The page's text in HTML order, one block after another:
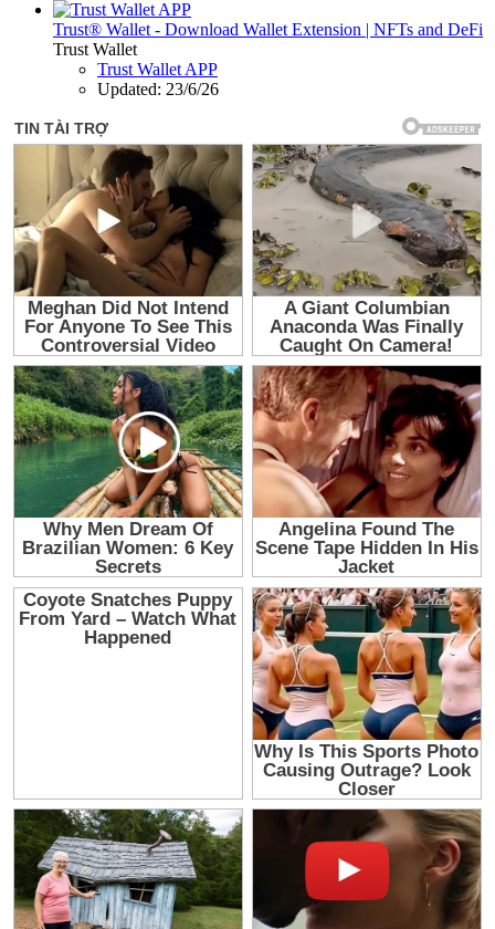
Trust® Wallet - Download Wallet Extension | NFTs and DeFi
Trust Wallet
Trust Wallet APP
Updated: 23/6/26